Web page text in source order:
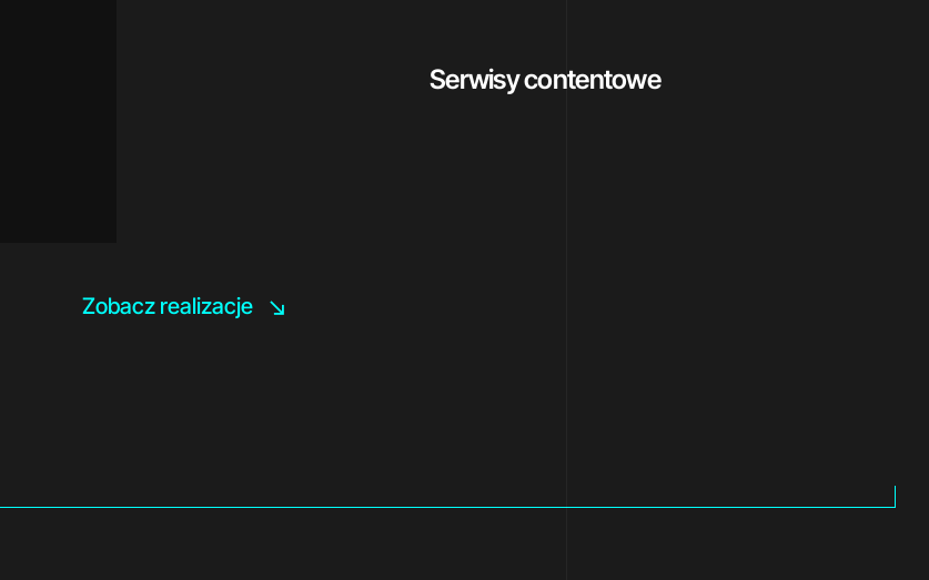
Serwisy contentowe
Zobacz realizacje